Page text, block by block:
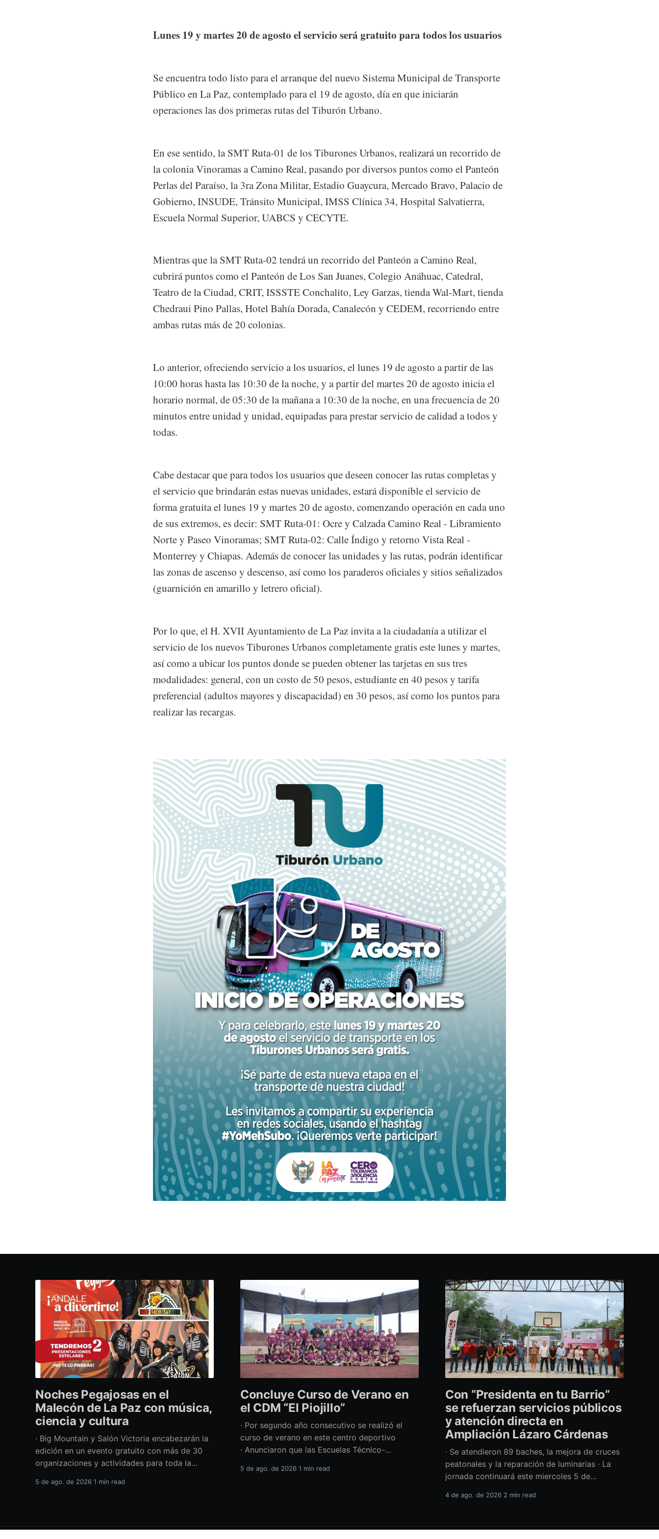
Lunes 19 y martes 20 de agosto el servicio será gratuito para todos los usuarios
Se encuentra todo listo para el arranque del nuevo Sistema Municipal de Transporte
Público en La Paz, contemplado para el 19 de agosto, día en que iniciarán
operaciones las dos primeras rutas del Tiburón Urbano.
En ese sentido, la SMT Ruta-01 de los Tiburones Urbanos, realizará un recorrido de
la colonia Vinoramas a Camino Real, pasando por diversos puntos como el Panteón
Perlas del Paraíso, la 3ra Zona Militar, Estadio Guaycura, Mercado Bravo, Palacio de
Gobierno, INSUDE, Tránsito Municipal, IMSS Clínica 34, Hospital Salvatierra,
Escuela Normal Superior, UABCS y CECYTE.
Mientras que la SMT Ruta-02 tendrá un recorrido del Panteón a Camino Real,
cubrirá puntos como el Panteón de Los San Juanes, Colegio Anáhuac, Catedral,
Teatro de la Ciudad, CRIT, ISSSTE Conchalito, Ley Garzas, tienda Wal-Mart, tienda
Chedraui Pino Pallas, Hotel Bahía Dorada, Canalecón y CEDEM, recorriendo entre
ambas rutas más de 20 colonias.
Lo anterior, ofreciendo servicio a los usuarios, el lunes 19 de agosto a partir de las
10:00 horas hasta las 10:30 de la noche, y a partir del martes 20 de agosto inicia el
horario normal, de 05:30 de la mañana a 10:30 de la noche, en una frecuencia de 20
minutos entre unidad y unidad, equipadas para prestar servicio de calidad a todos y
todas.
Cabe destacar que para todos los usuarios que deseen conocer las rutas completas y
el servicio que brindarán estas nuevas unidades, estará disponible el servicio de
forma gratuita el lunes 19 y martes 20 de agosto, comenzando operación en cada uno
de sus extremos, es decir: SMT Ruta-01: Ocre y Calzada Camino Real - Libramiento
Norte y Paseo Vinoramas; SMT Ruta-02: Calle Índigo y retorno Vista Real -
Monterrey y Chiapas. Además de conocer las unidades y las rutas, podrán identificar
las zonas de ascenso y descenso, así como los paraderos oficiales y sitios señalizados
(guarnición en amarillo y letrero oficial).
Por lo que, el H. XVII Ayuntamiento de La Paz invita a la ciudadanía a utilizar el
servicio de los nuevos Tiburones Urbanos completamente gratis este lunes y martes,
así como a ubicar los puntos donde se pueden obtener las tarjetas en sus tres
modalidades: general, con un costo de 50 pesos, estudiante en 40 pesos y tarifa
preferencial (adultos mayores y discapacidad) en 30 pesos, así como los puntos para
realizar las recargas.
Noches Pegajosas en el
Malecón de La Paz con música,
ciencia y cultura
· Big Mountain y Salón Victoria encabezarán la
edición en un evento gratuito con más de 30
organizaciones y actividades para toda la
en vivo, divulgación científica y actividades
5 de ago. de 2026 1 min read
Concluye Curso de Verano en
el CDM “El Piojillo”
· Por segundo año consecutivo se realizó el
curso de verano en este centro deportivo
· Anunciaron que las Escuelas Técnico-
actividades el próximo 24 de agosto Con una
5 de ago. de 2026 1 min read
Con “Presidenta en tu Barrio”
se refuerzan servicios públicos
y atención directa en
Ampliación Lázaro Cárdenas
· Se atendieron 89 baches, la mejora de cruces
peatonales y la reparación de luminarias · La
jornada continuará este miercoles 5 de
ante la temporada de lluvias Con el retiro de
además de la atención de casi 450
4 de ago. de 2026 2 min read